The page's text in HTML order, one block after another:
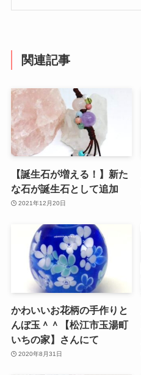
関連記事
【誕生石が増える！】新た
な石が誕生石として追加
2021年12月20日
かわいいお花柄の手作りと
んぼ玉＾＾【松江市玉湯町
いちの家】さんにて
2020年8月31日